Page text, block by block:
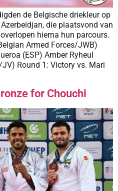
de Belgische driekleur op
die plaatsvond van
hierna hun parcours.
Armed Forces/JWB)
(ESP) Amber Ryheul
Round 1: Victory vs. Mari
for Chouchi